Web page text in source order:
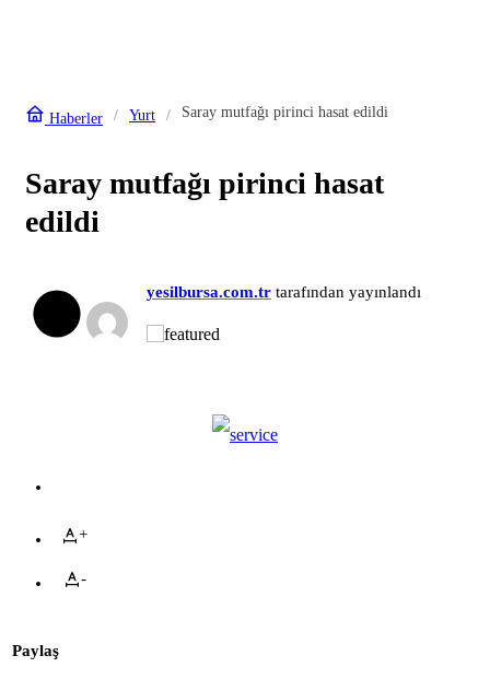
Haberler Yurt Saray mutfağı pirinci hasat edildi
Saray mutfağı pirinci hasat
edildi
yesilbursa.com.tr tarafından yayınlandı
+
-
Paylaş